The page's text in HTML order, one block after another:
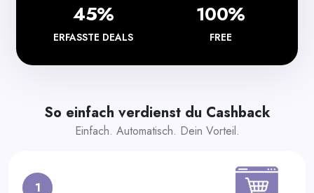
45%
ERFASSTE DEALS
100%
FREE
So einfach verdienst du Cashback
Einfach. Automatisch. Dein Vorteil.
1